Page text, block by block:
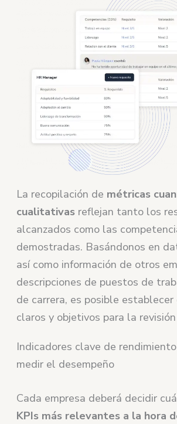
La recopilación de métricas
cualitativas reflejan tanto los
alcanzados como las
demostradas. Basándonos en
así como información de otros
descripciones de puestos de
de carrera, es posible establecer
claros y objetivos para la
Indicadores clave de
medir el desempeño
Cada empresa deberá decidir
KPIs más relevantes a la hora